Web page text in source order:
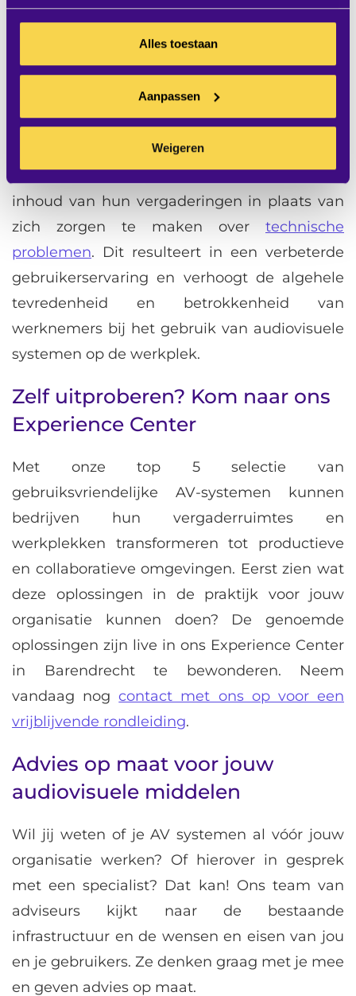
Alles toestaan
Aanpassen
Weigeren
leren omgaan met complexe technologieën
en meer tijd kunnen besteden aan waar het
echt om draait: effectieve samenwerking en
productieve vergaderingen.
Bovendien minimaliseren deze oplossingen
fouten en technische haperingen, waardoor
gebruikers zich kunnen concentreren op de
inhoud van hun vergaderingen in plaats van
zich zorgen te maken over technische
problemen. Dit resulteert in een verbeterde
gebruikerservaring en verhoogt de algehele
tevredenheid en betrokkenheid van
werknemers bij het gebruik van audiovisuele
systemen op de werkplek.
Zelf uitproberen? Kom naar ons
Experience Center
Met onze top 5 selectie van
gebruiksvriendelijke AV-systemen kunnen
bedrijven hun vergaderruimtes en
werkplekken transformeren tot productieve
en collaboratieve omgevingen. Eerst zien wat
deze oplossingen in de praktijk voor jouw
organisatie kunnen doen? De genoemde
oplossingen zijn live in ons Experience Center
in Barendrecht te bewonderen. Neem
vandaag nogcontact met ons op voor een
vrijblijvende rondleiding.
Advies op maat voor jouw
audiovisuele middelen
Wil jij weten of je AV systemen al vóór jouw
organisatie werken? Of hierover in gesprek
met een specialist? Dat kan! Ons team van
adviseurs kijkt naar de bestaande
infrastructuur en de wensen en eisen van jou
en je gebruikers. Ze denken graag met je mee
en geven advies op maat.